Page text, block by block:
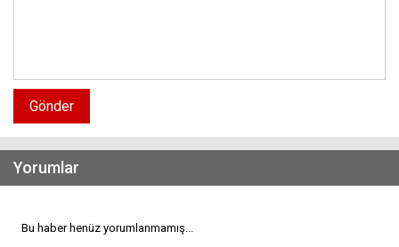
Gönder
Yorumlar
Bu haber henüz yorumlanmamış...